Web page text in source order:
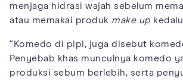
menjaga hidrasi wajah sebelum
atau memakai produk make up
“Komedo di pipi, juga disebut
Penyebab khas munculnya komedo
produksi sebum berlebih, serta